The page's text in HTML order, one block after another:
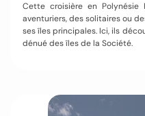
Cette croisière en Polynésie
aventuriers, des solitaires ou
ses îles principales. Ici, ils
dénué des îles de la Société.